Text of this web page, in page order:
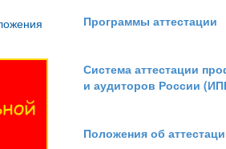
Программы аттестации
Система аттестации
и аудиторов России
Положения об